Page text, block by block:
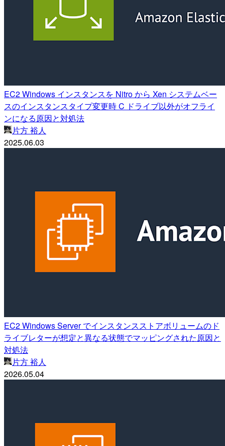
EC2 Windows インスタンスを Nitro から Xen システムベー
スのインスタンスタイプ変更時 C ドライブ以外がオフライ
ンになる原因と対処法
片方 裕人
2025.06.03
EC2 Windows Server でインスタンスストアボリュームのド
ライブレターが想定と異なる状態でマッピングされた原因と
対処法
片方 裕人
2026.05.04